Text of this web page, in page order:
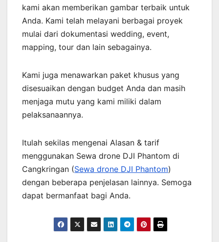
kami akan memberikan gambar terbaik untuk
Anda. Kami telah melayani berbagai proyek
mulai dari dokumentasi wedding, event,
mapping, tour dan lain sebagainya.
Kami juga menawarkan paket khusus yang
disesuaikan dengan budget Anda dan masih
menjaga mutu yang kami miliki dalam
pelaksanaannya.
Itulah sekilas mengenai Alasan & tarif
menggunakan Sewa drone DJI Phantom di
Cangkringan (Sewa drone DJI Phantom)
dengan beberapa penjelasan lainnya. Semoga
dapat bermanfaat bagi Anda.